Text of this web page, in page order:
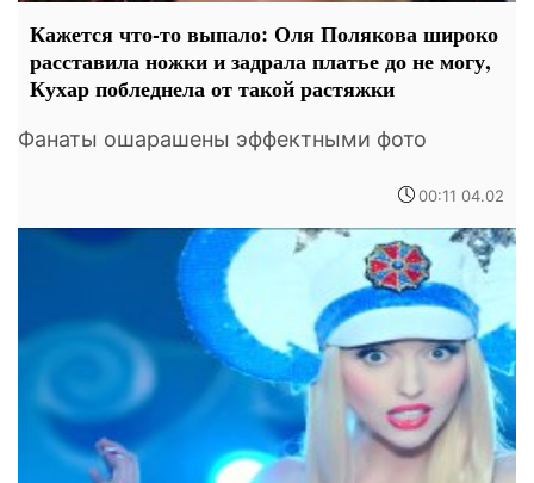
Кажется что-то выпало: Оля Полякова широко
расставила ножки и задрала платье до не могу,
Кухар побледнела от такой растяжки
Фанаты ошарашены эффектными фото
00:11 04.02